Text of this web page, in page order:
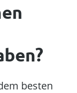
besten